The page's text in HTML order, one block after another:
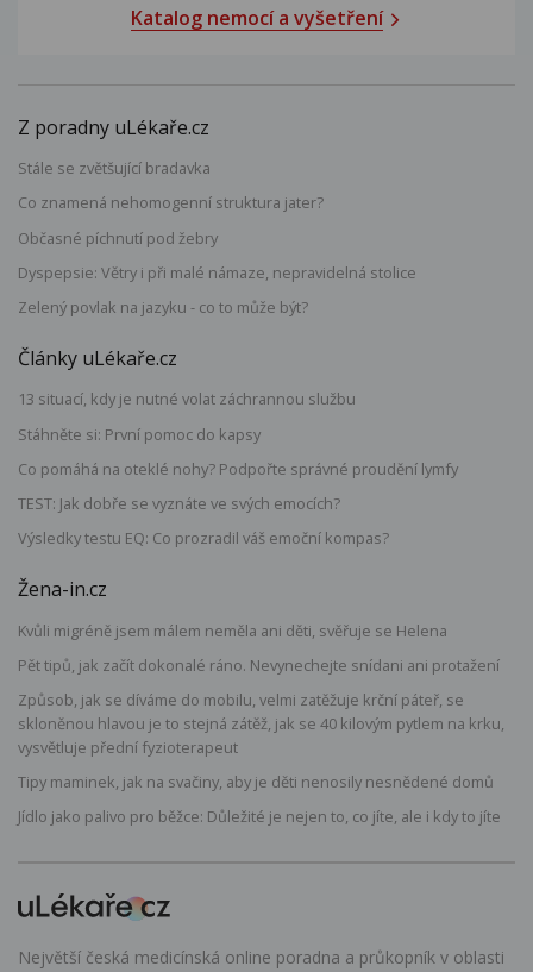
Katalog nemocí a vyšetření
Z poradny uLékaře.cz
Stále se zvětšující bradavka
Co znamená nehomogenní struktura jater?
Občasné píchnutí pod žebry
Dyspepsie: Větry i při malé námaze, nepravidelná stolice
Zelený povlak na jazyku - co to může být?
Články uLékaře.cz
13 situací, kdy je nutné volat záchrannou službu
Stáhněte si: První pomoc do kapsy
Co pomáhá na oteklé nohy? Podpořte správné proudění lymfy
TEST: Jak dobře se vyznáte ve svých emocích?
Výsledky testu EQ: Co prozradil váš emoční kompas?
Žena-in.cz
Kvůli migréně jsem málem neměla ani děti, svěřuje se Helena
Pět tipů, jak začít dokonalé ráno. Nevynechejte snídani ani protažení
Způsob, jak se díváme do mobilu, velmi zatěžuje krční páteř, se
skloněnou hlavou je to stejná zátěž, jak se 40 kilovým pytlem na krku,
vysvětluje přední fyzioterapeut
Tipy maminek, jak na svačiny, aby je děti nenosily nesnědené domů
Jídlo jako palivo pro běžce: Důležité je nejen to, co jíte, ale i kdy to jíte
Největší česká medicínská online poradna a průkopník v oblasti